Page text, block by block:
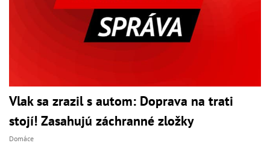
Vlak sa zrazil s autom: Doprava na trati
stojí! Zasahujú záchranné zložky
Domáce